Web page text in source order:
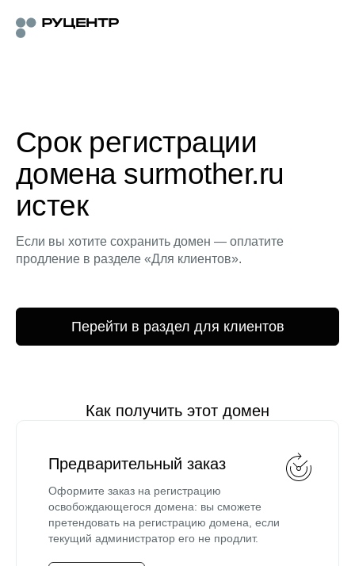
Срок регистрации
домена surmother.ru
истек
Если вы хотите сохранить домен — оплатите
продление в разделе «Для клиентов».
Перейти в раздел для клиентов
Как получить этот домен
Предварительный заказ
Оформите заказ на регистрацию
освобождающегося домена: вы сможете
претендовать на регистрацию домена, если
текущий администратор его не продлит.